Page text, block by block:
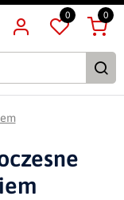
0 0